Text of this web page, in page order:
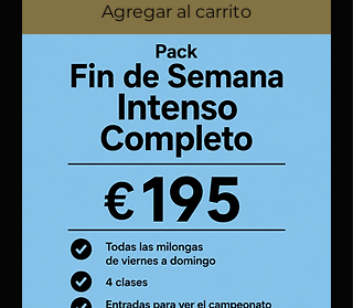
Agregar al carrito